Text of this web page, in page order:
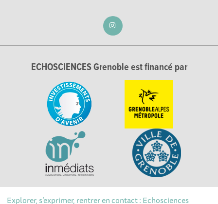
ECHOSCIENCES Grenoble est financé par
Explorer, s’exprimer, rentrer en contact : Echosciences